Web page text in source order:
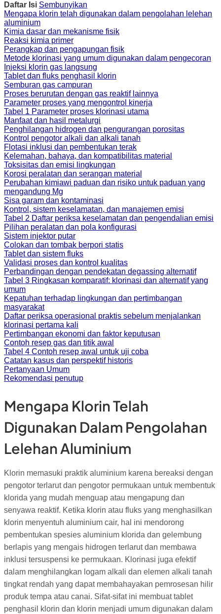
Daftar Isi Sembunyikan
Mengapa klorin telah digunakan dalam pengolahan lelehan
aluminium
Kimia dasar dan mekanisme fisik
Reaksi kimia primer
Perangkap dan pengapungan fisik
Metode klorinasi yang umum digunakan dalam pengecoran
Injeksi klorin gas langsung
Tablet dan fluks penghasil klorin
Semburan gas campuran
Proses berurutan dengan gas reaktif lainnya
Parameter proses yang mengontrol kinerja
Tabel 1 Parameter proses klorinasi utama
Manfaat dan hasil metalurgi
Penghilangan hidrogen dan pengurangan porositas
Kontrol pengotor alkali dan alkali tanah
Flotasi inklusi dan pembentukan terak
Kelemahan, bahaya, dan kompatibilitas material
Toksisitas dan emisi lingkungan
Korosi peralatan dan serangan material
Perubahan kimiawi paduan dan risiko untuk paduan yang
mengandung Mg
Sisa garam dan kontaminasi
Kontrol, sistem keselamatan, dan manajemen emisi
Tabel 2 Daftar periksa keselamatan dan pengendalian emisi
Pilihan peralatan dan pola konfigurasi
Sistem injektor putar
Colokan dan tombak berpori statis
Tablet dan sistem fluks
Validasi proses dan kontrol kualitas
Perbandingan dengan pendekatan degassing alternatif
Tabel 3 Ringkasan komparatif: klorinasi dan alternatif yang
umum
Kepatuhan terhadap lingkungan dan pertimbangan
masyarakat
Daftar periksa operasional praktis sebelum menjalankan
klorinasi pertama kali
Pertimbangan ekonomi dan faktor keputusan
Contoh resep gas dan titik awal
Tabel 4 Contoh resep awal untuk uji coba
Catatan kasus dan perspektif historis
Pertanyaan Umum
Rekomendasi penutup
Mengapa Klorin Telah
Digunakan Dalam Pengolahan
Lelehan Aluminium
Klorin memasuki praktik aluminium karena bereaksi dengan
pengotor terlarut dan pengotor permukaan untuk membentuk
klorida yang mudah menguap atau mengapung dan
senyawa reaktif. Ketika klorin atau fluks yang menghasilkan
klorin menyentuh aluminium cair, hal ini mendorong
pembentukan spesies aluminium klorida dan gelembung
berlapis yang mengais hidrogen terlarut dan membawa
inklusi tersuspensi ke permukaan. Klorinasi juga efektif
dalam menghilangkan logam alkali dan elemen alkali tanah
tingkat rendah yang dapat membahayakan pemrosesan hilir
produk tempa atau canai. Sifat-sifat ini membuat tablet
penghasil klorin dan klorin menjadi umum digunakan dalam